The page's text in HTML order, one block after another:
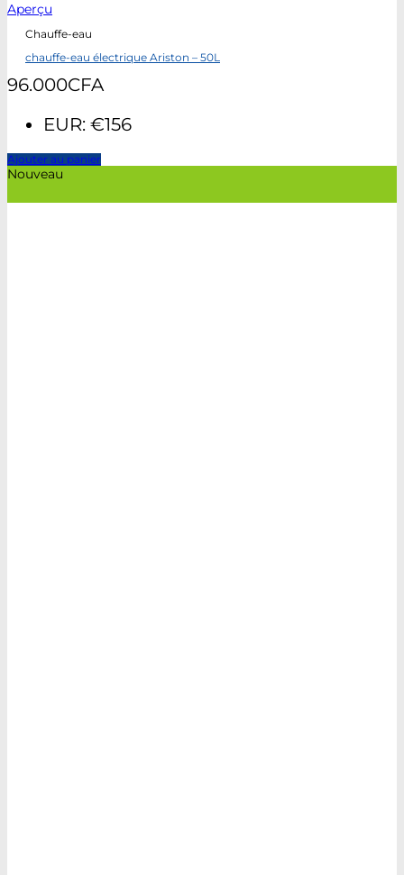
Aperçu
Chauffe-eau
chauffe-eau électrique Ariston – 50L
96.000CFA
EUR: €156
Ajouter au panier
Nouveau